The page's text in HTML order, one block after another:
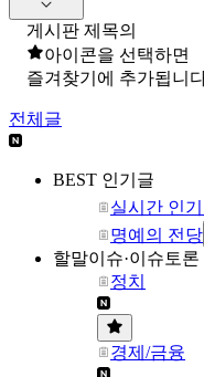
게시판 제목의
아이콘을 선택하면
즐겨찾기에 추가됩니
전체글
BEST 인기글
실시간 인
명예의 전당
할말이슈·이슈토론
정치
경제/금융